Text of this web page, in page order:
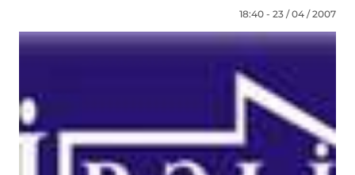
18:40 - 23 / 04 / 2007